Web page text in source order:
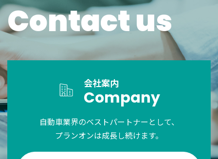
Contact us
会社案内
Company
自動車業界のベストパートナーとして、
プランオンは成長し続けます。